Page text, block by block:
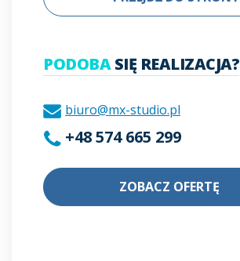
PODOBASIĘ REALIZACJA?
biuro@mx-studio.pl
+48 574 665 299
ZOBACZ OFERTĘ